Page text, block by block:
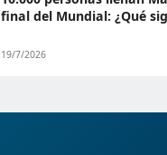
final del Mundial: ¿Qué
19/7/2026